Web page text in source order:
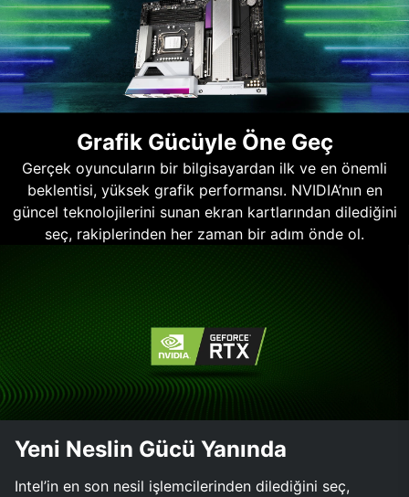
Grafik Gücüyle Öne Geç
Gerçek oyuncuların bir bilgisayardan ilk ve en önemli
beklentisi, yüksek grafik performansı. NVIDIA’nın en
güncel teknolojilerini sunan ekran kartlarından dilediğini
seç, rakiplerinden her zaman bir adım önde ol.
Yeni Neslin Gücü Yanında
Intel’in en son nesil işlemcilerinden dilediğini seç,